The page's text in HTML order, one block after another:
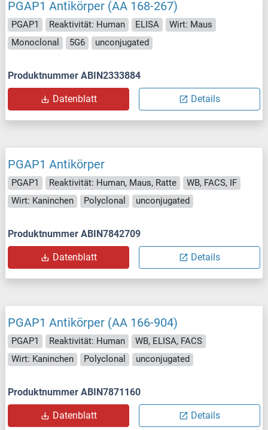
PGAP1 Antikörper (AA 168-267)
PGAP1 Reaktivität: Human ELISA
Wirt: Maus
Monoclonal
5G6 unconjugated
Produktnummer ABIN2333884
Datenblatt Details
PGAP1 Antikörper
PGAP1 Reaktivität: Human, Maus, Ratte
WB, FACS, IF
Wirt: Kaninchen
Polyclonal unconjugated
Produktnummer ABIN7842709
Datenblatt Details
PGAP1 Antikörper (AA 166-904)
PGAP1 Reaktivität: Human
WB, ELISA, FACS
Wirt: Kaninchen
Polyclonal unconjugated
Produktnummer ABIN7871160
Datenblatt Details